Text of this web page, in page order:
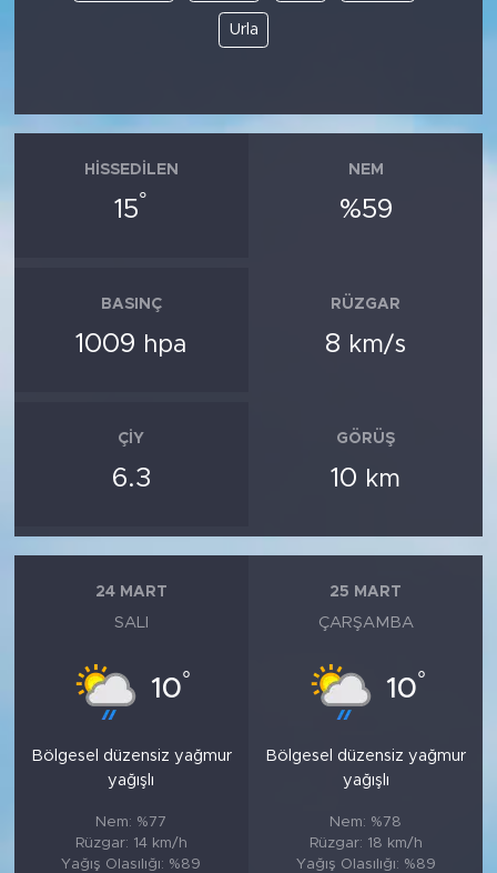
Urla
HISSEDILEN
15°
NEM
%59
BASINÇ
1009 hpa
RÜZGAR
8 km/s
ÇIY
6.3
GÖRÜŞ
10 km
24 MART
SALI
10°
Bölgesel düzensiz yağmur
yağışlı
Nem: %77
Rüzgar: 14 km/h
Yağış Olasılığı: %89
25 MART
ÇARŞAMBA
10°
Bölgesel düzensiz yağmur
yağışlı
Nem: %78
Rüzgar: 18 km/h
Yağış Olasılığı: %89